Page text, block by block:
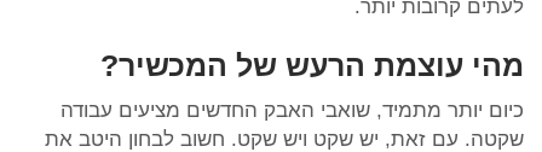
לעתים קרובות יותר.
מהי עוצמת הרעש של המכשיר?
כיום יותר מתמיד, שואבי האבק החדשים מציעים עבודה
שקטה. עם זאת, יש שקט ויש שקט. חשוב לבחון היטב את